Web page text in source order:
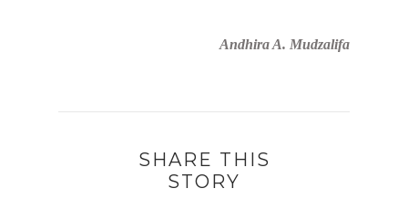
Andhira A. Mudzalifa
SHARE THIS
STORY